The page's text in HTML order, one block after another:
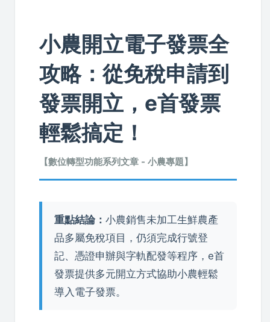
小農開立電子發票全
攻略：從免稅申請到
發票開立，e首發票
輕鬆搞定！
【數位轉型功能系列文章 - 小農專題】
重點結論： 小農銷售未加工生鮮農產
品多屬免稅項目，仍須完成行號登
記、憑證申辦與字軌配發等程序，e首
發票提供多元開立方式協助小農輕鬆
導入電子發票。